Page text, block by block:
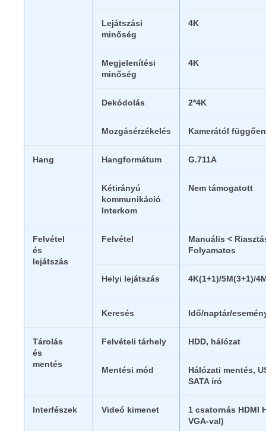
Lejátszási
minőség
4K
Megjelenítési
minőség
4K
Dekódolás 2*4K
Mozgásérzékelés Kamerától függően
Hang Hangformátum G.711A
Kétirányú
kommunikáció
Interkom
Nem támogatott
Felvétel
és
lejátszás
Felvétel
Manuális <
Folyamatos
Helyi lejátszás 4K(1+1)/5M(3+1)/
Keresés Idő/naptár/
Tárolás
és
mentés
Felvételi tárhely HDD, hálózat
Mentési mód
Hálózati mentés,
SATA író
Interfészek Videó kimenet
1 csatornás HDMI
VGA-val)